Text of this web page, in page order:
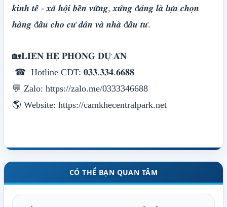
𝒌𝒊𝒏𝒉 𝒕𝒆̂́ - 𝒙𝒂̃ 𝒉𝒐̣̂𝒊 𝒃𝒆̂̀𝒏 𝒗𝒖̛̃𝒏𝒈, 𝒙𝒖̛́𝒏𝒈 đ𝒂́𝒏𝒈 𝒍𝒂̀ 𝒍𝒖̛̣𝒂 𝒄𝒉𝒐̣𝒏
𝒉𝒂̀𝒏𝒈 đ𝒂̂̀𝒖 𝒄𝒉𝒐 𝒄𝒖̛ 𝒅𝒂̂𝒏 𝒗𝒂̀ 𝒏𝒉𝒂̀ đ𝒂̂̀𝒖 𝒕𝒖̛.
🏡𝐋𝐈𝐄̂𝐍 𝐇𝐄̣̂ 𝐏𝐇𝐎̀𝐍𝐆 𝐃𝐔̛̣ 𝐀́𝐍
☎ Hotline CĐT: 𝟎𝟑𝟑.𝟑𝟑𝟒.𝟔𝟔𝟖𝟖
💬 Zalo: https://zalo.me/0333346688
🌎 Website: https://camkhecentralpark.net
CÓ THỂ BẠN QUAN TÂM